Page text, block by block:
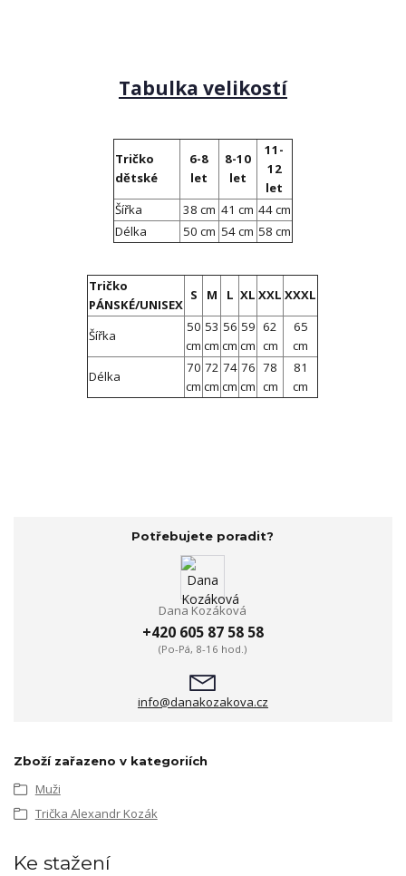
Tabulka velikostí
Tričko
dětské
6-8
let
8-10
let
11-
12
let
Šířka
38 cm 41 cm 44 cm
Délka
50 cm 54 cm 58 cm
Tričko
PÁNSKÉ/UNISEX
S M L XL XXL XXXL
Šířka
50
cm
53
cm
56
cm
59
cm
62
cm
65
cm
Délka
70
cm
72
cm
74
cm
76
cm
78
cm
81
cm
Potřebujete poradit?
Dana Kozáková
+420 605 87 58 58
(Po-Pá, 8-16 hod.)
info@danakozakova.cz
Zboží zařazeno v kategoriích
Muži
Trička Alexandr Kozák
Ke stažení